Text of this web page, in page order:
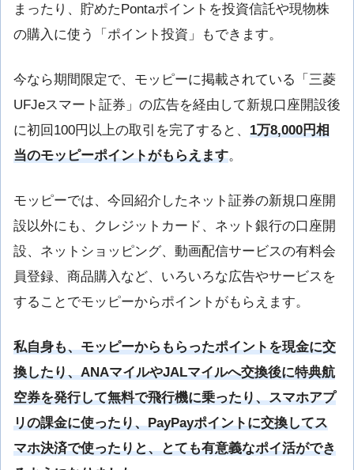
まったり、貯めたPontaポイントを投資信託や現物株
の購入に使う「ポイント投資」もできます。
今なら期間限定で、モッピーに掲載されている「三菱
UFJeスマート証券」の広告を経由して新規口座開設後
に初回100円以上の取引を完了すると、 1万8,000円相
当のモッピーポイントがもらえます。
モッピーでは、今回紹介したネット証券の新規口座開
設以外にも、クレジットカード、ネット銀行の口座開
設、ネットショッピング、動画配信サービスの有料会
員登録、商品購入など、いろいろな広告やサービスを
することでモッピーからポイントがもらえます。
私自身も、モッピーからもらったポイントを現金に交
換したり、ANAマイルやJALマイルへ交換後に特典航
空券を発行して無料で飛行機に乗ったり、スマホアプ
リの課金に使ったり、PayPayポイントに交換してス
マホ決済で使ったりと、とても有意義なポイ活ができ